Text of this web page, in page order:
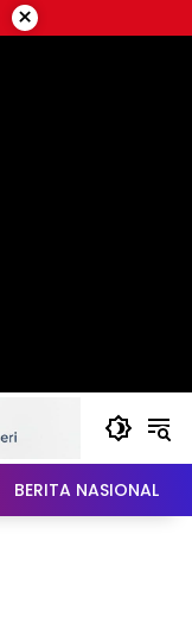
×
BERITA NASIONAL